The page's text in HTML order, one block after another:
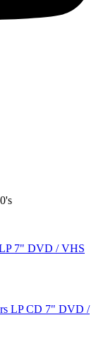
7" DVD / VHS
LPCD 7" DVD /